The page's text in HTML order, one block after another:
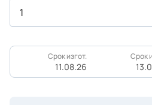
Срок изгот.
11.08.26
Срок